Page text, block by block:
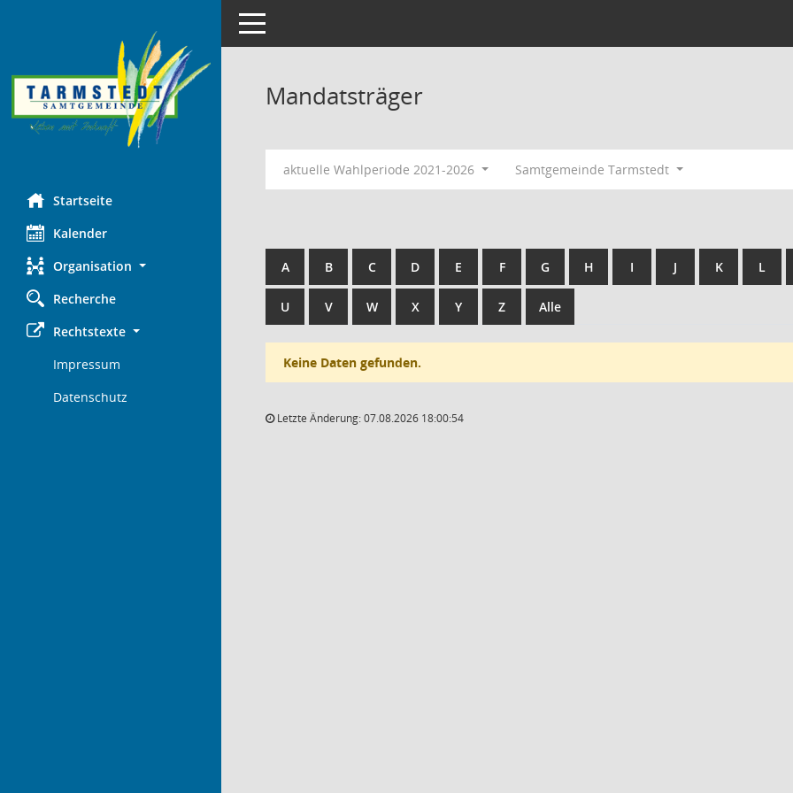
Startseite
Kalender
Organisation
Recherche
Rechtstexte
Impressum
Datenschutz
Toggle navigation
Mandatsträger
aktuelle Wahlperiode 2021-2026 Samtgemeinde Tarmstedt
A B C D E F G H I J K L
U V W X Y Z Alle
Keine Daten gefunden.
Letzte Änderung: 07.08.2026 18:00:54